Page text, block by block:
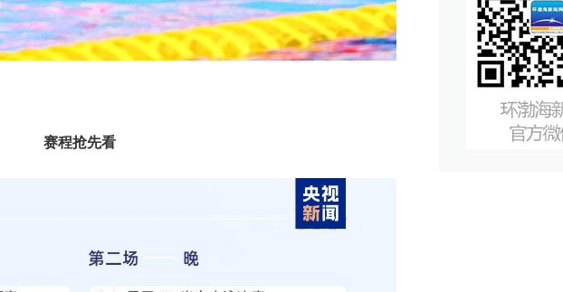
赛程抢先看